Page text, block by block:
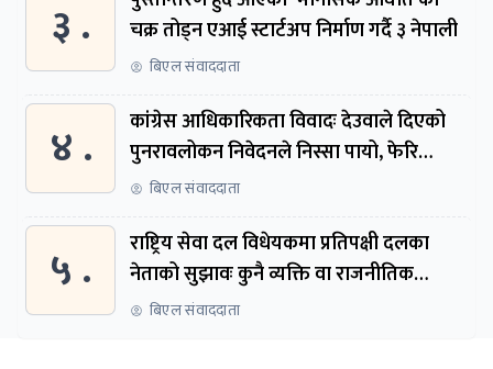
३ .
चक्र तोड्न एआई स्टार्टअप निर्माण गर्दै ३ नेपाली
बिएल संवाददाता
४ .
कांग्रेस आधिकारिकता विवादः देउवाले दिएको
पुनरावलोकन निवेदनले निस्सा पायो, फेरि
सुरुदेखि सुनुवाइ हुने
बिएल संवाददाता
५ .
राष्ट्रिय सेवा दल विधेयकमा प्रतिपक्षी दलका
नेताको सुझावः कुनै व्यक्ति वा राजनीतिक
नेतृत्वबाट निर्देशित हुने संस्था नबनोस्
बिएल संवाददाता